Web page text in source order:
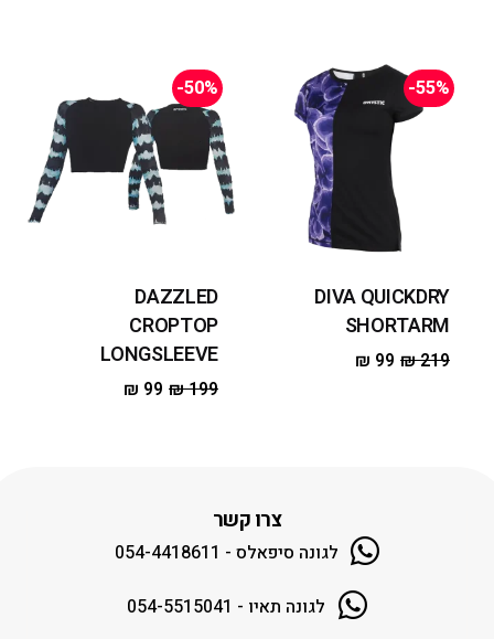
-55%
DIVA QUICKDRY
SHORTARM
₪219
₪ 99
-50%
DAZZLED
CROPTOP
LONGSLEEVE
₪199
₪ 99
צרו קשר
לגונה סיפאלס - 054-4418611
לגונה תאיו - 054-5515041